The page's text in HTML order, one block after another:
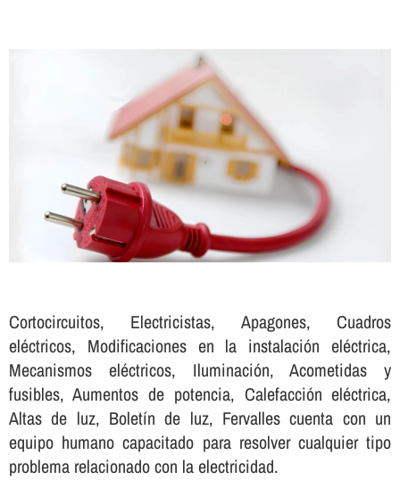
Cortocircuitos, Electricistas, Apagones, Cuadros
eléctricos, Modificaciones en la instalación eléctrica,
Mecanismos eléctricos, Iluminación, Acometidas y
fusibles, Aumentos de potencia, Calefacción eléctrica,
Altas de luz, Boletí­n de luz, Fervalles cuenta con un
equipo humano capacitado para resolver cualquier tipo
problema relacionado con la electricidad.